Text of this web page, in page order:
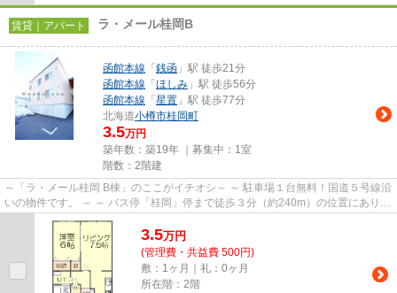
賃貸｜アパート ラ・メール桂岡B
函館本線 「 銭函 」駅 徒歩21分
函館本線 「 ほしみ 」駅 徒歩56分
函館本線 「 星置 」駅 徒歩77分
北海道小樽市桂岡町
3.5万円
築年数：築19年 ｜募集中： 1室
階数：2階建
～「ラ・メール桂岡 B棟」のここがイチオシ～ ～ 駐車場１台無料！国道５号線沿
いの物件です。 ～ ～ バス停「桂岡」停まで徒歩３分（約240m）の位置にありま
す。 ～ ～ ペット（小型...
3.5万円
(管理費・共益費 500円)
敷：1ヶ月｜礼：0ヶ月
所在階：2階